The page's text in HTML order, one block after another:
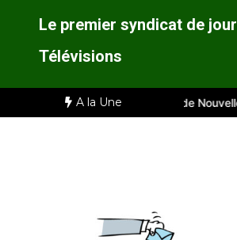
Le premier syndicat de
Télévisions
A la Une
Comité d’entreprise de Nouvelle-